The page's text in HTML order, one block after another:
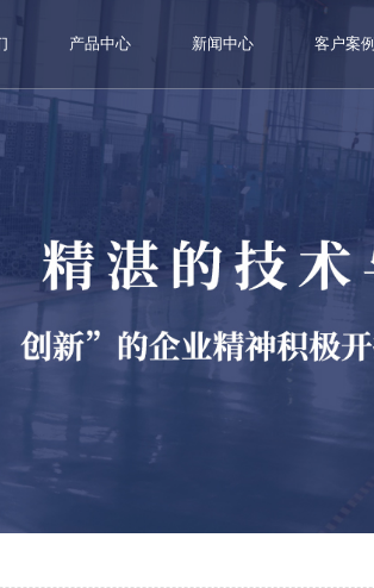
产品中心 新闻中心 客户案例